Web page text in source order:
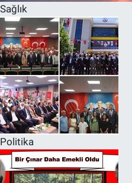
Sağlık
Politika